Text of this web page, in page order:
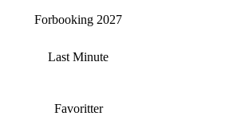
Forbooking 2027
Last Minute
Favoritter